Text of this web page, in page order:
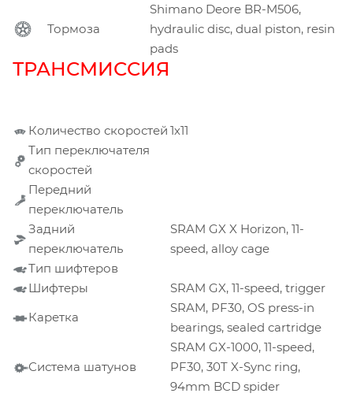
Тормоза
Shimano Deore BR-M506,
hydraulic disc, dual piston, resin
pads
ТРАНСМИССИЯ
Количество скоростей 1х11
Тип переключателя
скоростей
Передний
переключатель
Задний
переключатель
SRAM GX X Horizon, 11-
speed, alloy cage
Тип шифтеров
Шифтеры
SRAM GX, 11-speed, trigger
Каретка
SRAM, PF30, OS press-in
bearings, sealed cartridge
Система шатунов
SRAM GX-1000, 11-speed,
PF30, 30T X-Sync ring,
94mm BCD spider